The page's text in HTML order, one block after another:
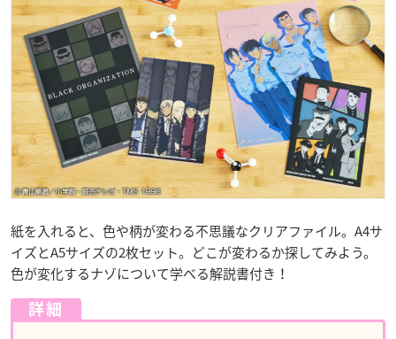
紙を入れると、色や柄が変わる不思議なクリアファイル。A4サ
イズとA5サイズの2枚セット。どこが変わるか探してみよう。
色が変化するナゾについて学べる解説書付き！
詳細